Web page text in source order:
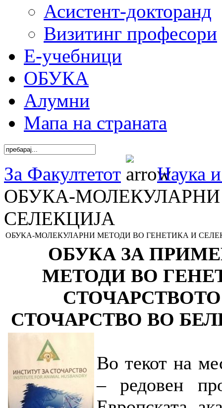
Асистент-докторанд
Визитинг професори
Е-учебници
ОБУКА
Алумни
Мапа на страната
За Факултетот
Наука
ОБУКА-
СЕЛЕКЦИЈА
ОБУКА-МОЛЕКУЛАРНИ МЕТОДИ ВО ГЕНЕТИКА И
ОБУКА ЗА
МЕТОДИ ВО
СТОЧАРСТВО ВО
Во текот на
– редовен